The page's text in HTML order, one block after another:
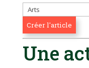
Une